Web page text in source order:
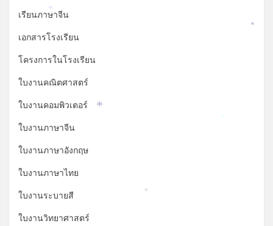
เรียนภาษาจีน
เอกสารโรงเรียน
โครงการในโรงเรียน
ใบงานคณิตศาสตร์
ใบงานคอมพิวเตอร์
ใบงานภาษาจีน
ใบงานภาษาอังกฤษ
ใบงานภาษาไทย
ใบงานระบายสี
ใบงานวิทยาศาสตร์
*